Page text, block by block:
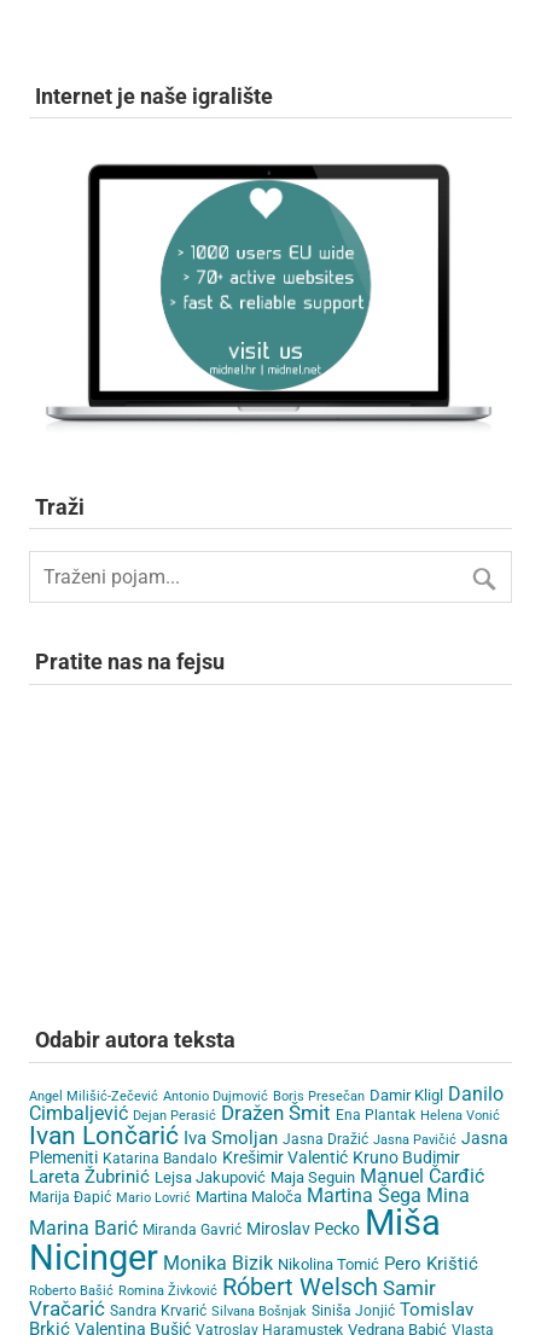
Internet je naše igralište
Traži
Pratite nas na fejsu
Odabir autora teksta
Angel Milišić-Zečević Antonio Dujmović Boris Presečan Damir Kligl Danilo
Cimbaljević Dejan Perasić Dražen Šmit Ena Plantak Helena Vonić
Ivan Lončarić Iva Smoljan Jasna Dražić Jasna Pavičić Jasna
Plemeniti Katarina Bandalo Krešimir Valentić Kruno Budimir
Lareta Žubrinić Lejsa Jakupović Maja Seguin Manuel Čarđić
Marija Đapić Mario Lovrić Martina Maloča Martina Šega Mina
Marina Barić Miranda Gavrić Miroslav Pecko Miša
Nicinger Monika Bizik Nikolina Tomić Pero Krištić
Roberto Bašić Romina Živković Róbert Welsch Samir
Vračarić Sandra Krvarić Silvana Bošnjak Siniša Jonjić Tomislav
Brkić Valentina Bušić Vatroslav Haramustek Vedrana Babić Vlasta